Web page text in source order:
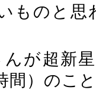
ものと思
んが超新
間）のこ